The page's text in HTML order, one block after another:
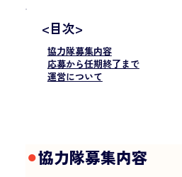
<目次>
協力隊募集内容
応募から任期終了まで
運営について
⚫︎協力隊募集内容